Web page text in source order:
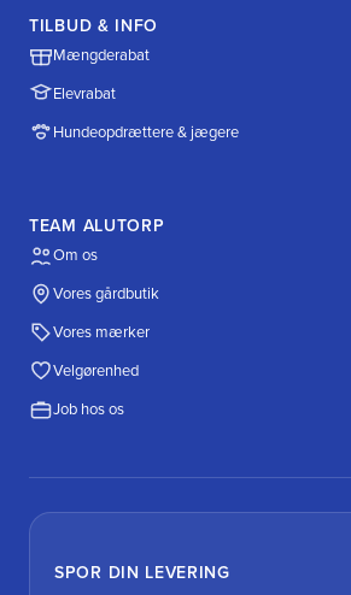
TILBUD & INFO
Mængderabat
Elevrabat
Hundeopdrættere & jægere
TEAM ALUTORP
Om os
Vores gårdbutik
Vores mærker
Velgørenhed
Job hos os
SPOR DIN LEVERING